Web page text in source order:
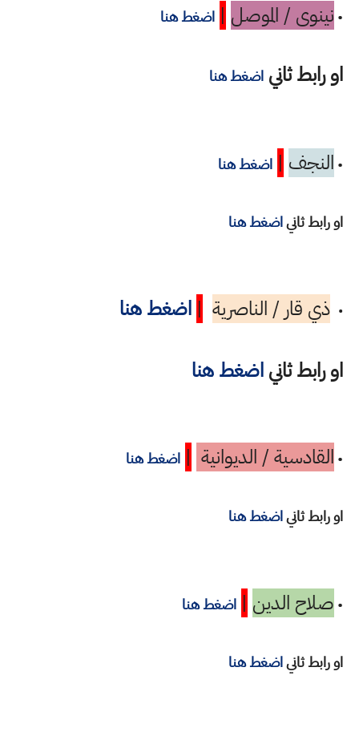
• نينوى / الموصل | اضغط هنا
او رابط ثاني اضغط هنا
• النجف | اضغط هنا
او رابط ثانياضغط هنا
• ذي قار / الناصرية | اضغط هنا
او رابط ثانياضغط هنا
• القادسية / الديوانية | اضغط هنا
او رابط ثانياضغط هنا
• صلاح الدين | اضغط هنا
او رابط ثانياضغط هنا